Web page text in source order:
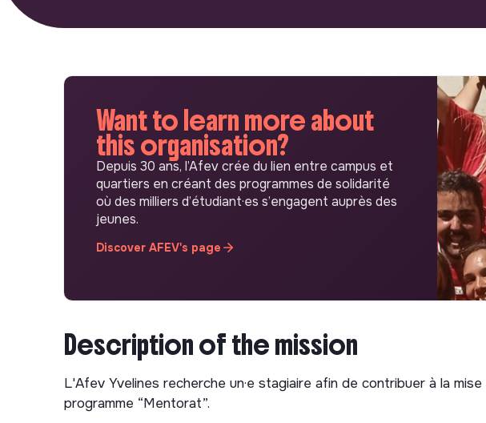
Want to learn more about
this organisation?
Depuis 30 ans, l’Afev crée du lien entre campus et
quartiers en créant des programmes de solidarité
où des milliers d’étudiant·es s’engagent auprès des
jeunes.
Discover AFEV's page
Description of the mission
L'Afev Yvelines recherche un·e stagiaire afin de contribuer à la
programme “Mentorat”.